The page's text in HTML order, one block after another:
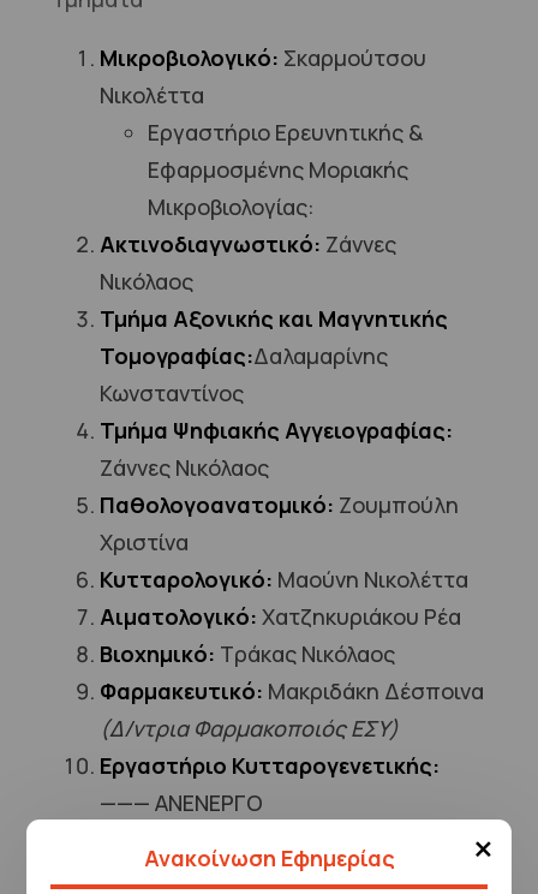
×
Ανακοίνωση Εφημερίας
Μικροβιολογικό: Σκαρμούτσου
Νικολέττα
Εργαστήριο Ερευνητικής &
Εφαρμοσμένης Μοριακής
Μικροβιολογίας:
Ακτινοδιαγνωστικό: Ζάννες
Νικόλαος
Τμήμα Αξονικής και Μαγνητικής
Τομογραφίας:Δαλαμαρίνης
Κωνσταντίνος
Τμήμα Ψηφιακής Αγγειογραφίας:
Ζάννες Νικόλαος
Παθολογοανατομικό: Ζουμπούλη
Χριστίνα
Κυτταρολογικό: Μαούνη Νικολέττα
Αιματολογικό: Χατζηκυριάκου Ρέα
Βιοχημικό: Τράκας Νικόλαος
Φαρμακευτικό: Μακριδάκη Δέσποινα
(Δ/ντρια Φαρμακοποιός ΕΣΥ)
Εργαστήριο Κυτταρογενετικής:
——— ΑΝΕΝΕΡΓΟ
Αιμοδοσία:Χαιροπούλου Αφροδίτη